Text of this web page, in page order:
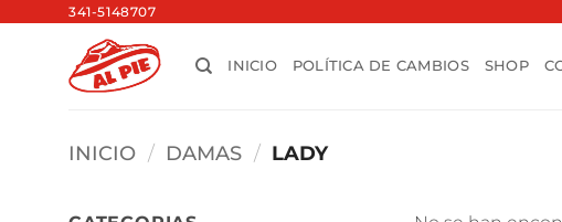
contenido
341-5148707
INICIO POLÍTICA DE CAMBIOS SHOP
INICIO / DAMAS / LADY